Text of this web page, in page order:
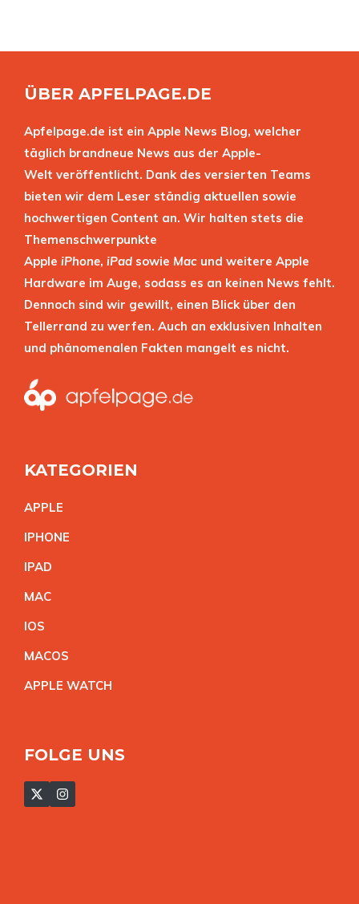
ÜBER APFELPAGE.DE
Apfelpage.de ist ein Apple News Blog, welcher
täglich brandneue News aus der Apple-
Welt veröffentlicht. Dank des versierten Teams
bieten wir dem Leser ständig aktuellen sowie
hochwertigen Content an. Wir halten stets die
Themenschwerpunkte
Apple iPhone, iPad sowie Mac und weitere Apple
Hardware im Auge, sodass es an keinen News fehlt.
Dennoch sind wir gewillt, einen Blick über den
Tellerrand zu werfen. Auch an exklusiven Inhalten
und phänomenalen Fakten mangelt es nicht.
KATEGORIEN
APPLE
IPHONE
IPAD
MAC
IOS
MACOS
APPLE WATCH
FOLGE UNS